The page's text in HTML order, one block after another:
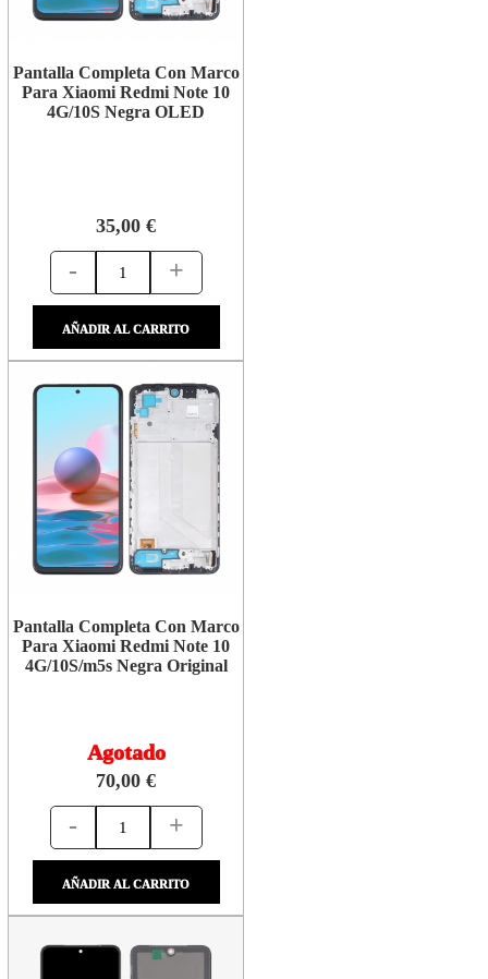
Pantalla Completa Con Marco
Para Xiaomi Redmi Note 10
4G/10S Negra OLED
35,00 €
- +
AÑADIR AL CARRITO
Pantalla Completa Con Marco
Para Xiaomi Redmi Note 10
4G/10S/m5s Negra Original
Agotado
70,00 €
- +
AÑADIR AL CARRITO